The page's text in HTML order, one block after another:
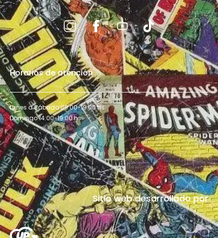
Horarios de atención
Lunes a Sábado 09:00-19:00 hs.
Domingo 14:00-19:00 hs.
Sitio web desarrollado por